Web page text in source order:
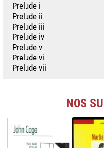
Prelude i
Prelude ii
Prelude iii
Prelude iv
Prelude v
Prelude vi
Prelude vii
NOS